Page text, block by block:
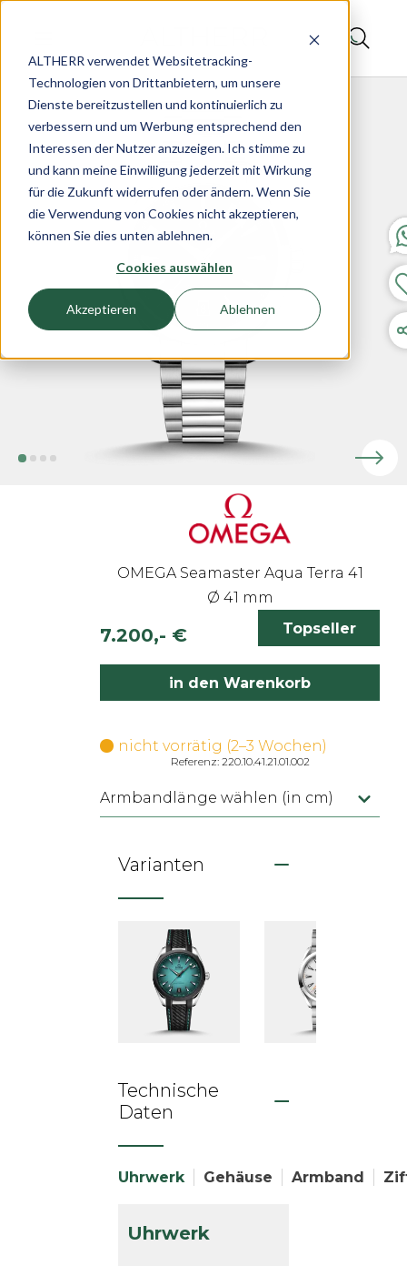
ALTHERR verwendet Websitetracking-
Technologien von Drittanbietern, um unsere
Dienste bereitzustellen und kontinuierlich zu
verbessern und um Werbung entsprechend den
Interessen der Nutzer anzuzeigen. Ich stimme zu
und kann meine Einwilligung jederzeit mit Wirkung
für die Zukunft widerrufen oder ändern. Wenn Sie
die Verwendung von Cookies nicht akzeptieren,
können Sie dies unten ablehnen.
Cookies auswählen
Akzeptieren Ablehnen
OMEGA Seamaster Aqua Terra 41
Ø 41 mm
7.200,- € inkl. 19% MwSt.
Topseller
in den Warenkorb
nicht vorrätig (2–3 Wochen)
Referenz: 220.10.41.21.01.002
Armbandlänge wählen (in cm)
Varianten
Technische
Daten
Uhrwerk Gehäuse Armband
Uhrwerk